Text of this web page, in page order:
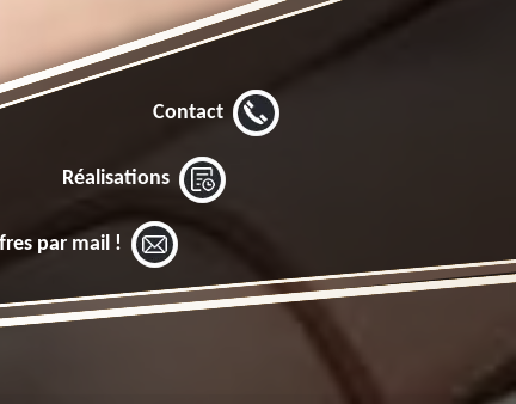
Contact
Réalisations
par mail !